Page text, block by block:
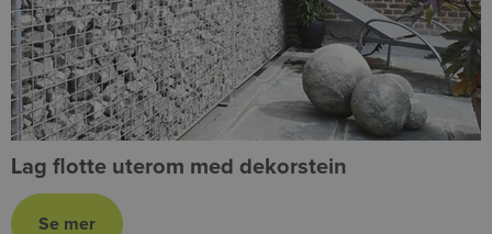
Lag flotte uterom med dekorstein